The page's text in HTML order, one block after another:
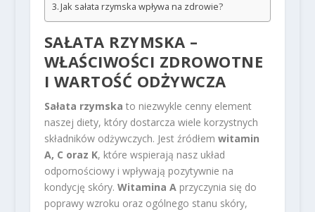
Jak sałata rzymska wpływa na zdrowie?
SAŁATA RZYMSKA –
WŁAŚCIWOŚCI ZDROWOTNE
I WARTOŚĆ ODŻYWCZA
Sałata rzymska to niezwykle cenny element
naszej diety, który dostarcza wiele korzystnych
składników odżywczych. Jest źródłem witamin
A, C oraz K, które wspierają nasz układ
odpornościowy i wpływają pozytywnie na
kondycję skóry. Witamina Aprzyczynia się do
poprawy wzroku oraz ogólnego stanu skóry,